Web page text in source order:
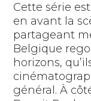
Cette série
en avant la
partageant
Belgique
horizons,
général. À